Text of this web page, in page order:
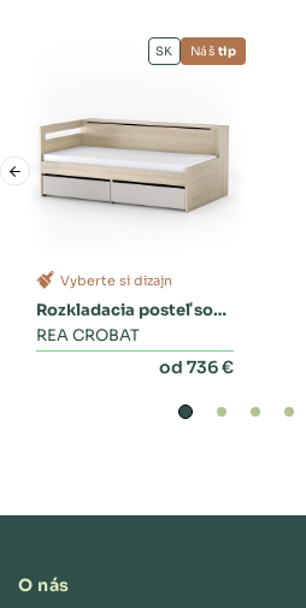
Vyberte si dizajn
Rozkladacia posteľ so
zásuvkami
REA CROBAT
od 736 €
SK Náš tip
O nás